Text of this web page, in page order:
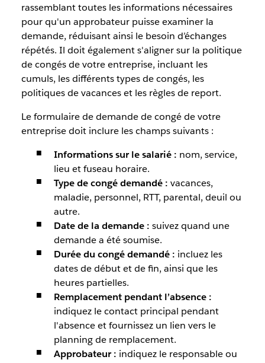
rassemblant toutes les informations nécessaires
pour qu'un approbateur puisse examiner la
demande, réduisant ainsi le besoin d’échanges
répétés. Il doit également s'aligner sur la politique
de congés de votre entreprise, incluant les
cumuls, les différents types de congés, les
politiques de vacances et les règles de report.
Le formulaire de demande de congé de votre
entreprise doit inclure les champs suivants :
Informations sur le salarié : nom, service,
lieu et fuseau horaire.
Type de congé demandé : vacances,
maladie, personnel, RTT, parental, deuil ou
autre.
Date de la demande : suivez quand une
demande a été soumise.
Durée du congé demandé : incluez les
dates de début et de fin, ainsi que les
heures partielles.
Remplacement pendant l’absence :
indiquez le contact principal pendant
l'absence et fournissez un lien vers le
planning de remplacement.
Approbateur : indiquez le responsable ou